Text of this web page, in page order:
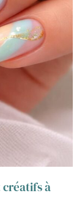
créatifs à